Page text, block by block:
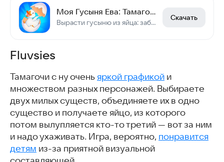
Моя Гусыня Ева: Тамагочи
Вырасти гусыню из яйца: заботься, играй, наряжай и развивай Еву!
Скачать
Fluvsies
Тамагочи с ну очень яркой графикой и
множеством разных персонажей. Выбираете
двух милых существ, объединяете их в одно
существо и получаете яйцо, из которого
потом вылупляется кто-то третий — вот за ним
и надо ухаживать. Игра, вероятно, понравится
детям из-за приятной визуальной